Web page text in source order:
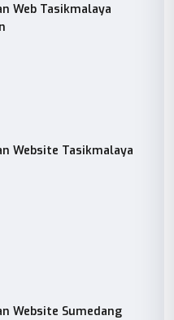
Web Tasikmalaya
Website Tasikmalaya
Website Sumedang